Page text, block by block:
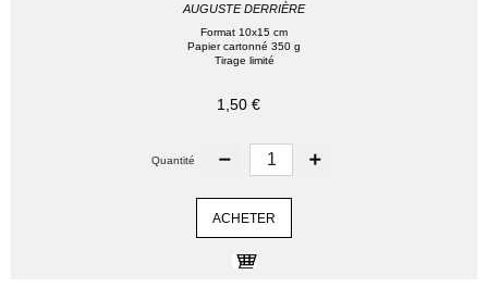
AUGUSTE DERRIÈRE
Format 10x15 cm
Papier cartonné 350 g
Tirage limité
1,50 €
Quantité
ACHETER